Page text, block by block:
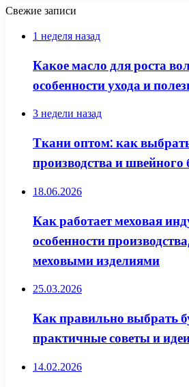
Свежие записи
1 неделя назад
Какое масло для роста
особенности ухода и
3 недели назад
Ткани оптом: как
производства и швейного
18.06.2026
Как работает меховая
особенности
меховыми изделиями
25.03.2026
Как правильно выбрать
практичные советы и
14.02.2026